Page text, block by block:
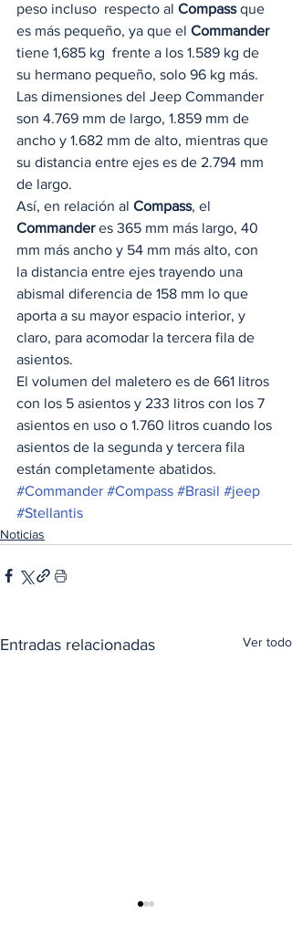
peso incluso  respecto al Compass que
es más pequeño, ya que el Commander
tiene 1,685 kg  frente a los 1.589 kg de
su hermano pequeño, solo 96 kg más.
Las dimensiones del Jeep Commander
son 4.769 mm de largo, 1.859 mm de
ancho y 1.682 mm de alto, mientras que
su distancia entre ejes es de 2.794 mm
de largo.
Así, en relación al Compass, el
Commander es 365 mm más largo, 40
mm más ancho y 54 mm más alto, con
la distancia entre ejes trayendo una
abismal diferencia de 158 mm lo que
aporta a su mayor espacio interior, y
claro, para acomodar la tercera fila de
asientos.
El volumen del maletero es de 661 litros
con los 5 asientos y 233 litros con los 7
asientos en uso o 1.760 litros cuando los
asientos de la segunda y tercera fila
están completamente abatidos.
#Commander #Compass #Brasil #jeep
#Stellantis
Noticias
Entradas relacionadas Ver todo